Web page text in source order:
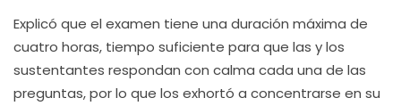
Explicó que el examen tiene una duración máxima de
cuatro horas, tiempo suficiente para que las y los
sustentantes respondan con calma cada una de las
preguntas, por lo que los exhortó a concentrarse en su